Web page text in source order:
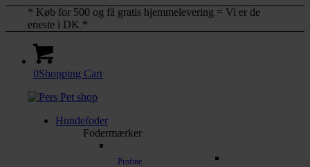
* Køb for 500 og få gratis hjemmelevering = Vi er de
eneste i DK *
0Shopping Cart
Hundefoder
Fodermærker
Profine